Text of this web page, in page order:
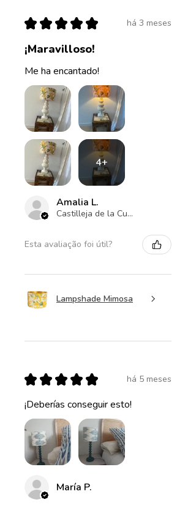
★ ★ ★ ★ ★ há 3 meses
¡Maravilloso!
Me ha encantado!
4+
Amalia L.
Castilleja de la Cuesta , ES-AN
Esta avaliação foi útil?
Lampshade Mimosa
★ ★ ★ ★ ★ há 5 meses
¡Deberías conseguir esto!
María P.